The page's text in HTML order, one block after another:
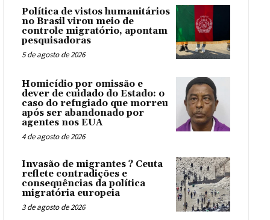
Política de vistos humanitários
no Brasil virou meio de
controle migratório, apontam
pesquisadoras
5 de agosto de 2026
Homicídio por omissão e
dever de cuidado do Estado: o
caso do refugiado que morreu
após ser abandonado por
agentes nos EUA
4 de agosto de 2026
Invasão de migrantes ? Ceuta
reflete contradições e
consequências da política
migratória europeia
3 de agosto de 2026